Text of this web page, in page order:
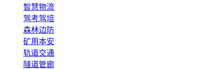
智慧物流
驾考驾培
森林边防
矿用本安
轨道交通
隧道管廊